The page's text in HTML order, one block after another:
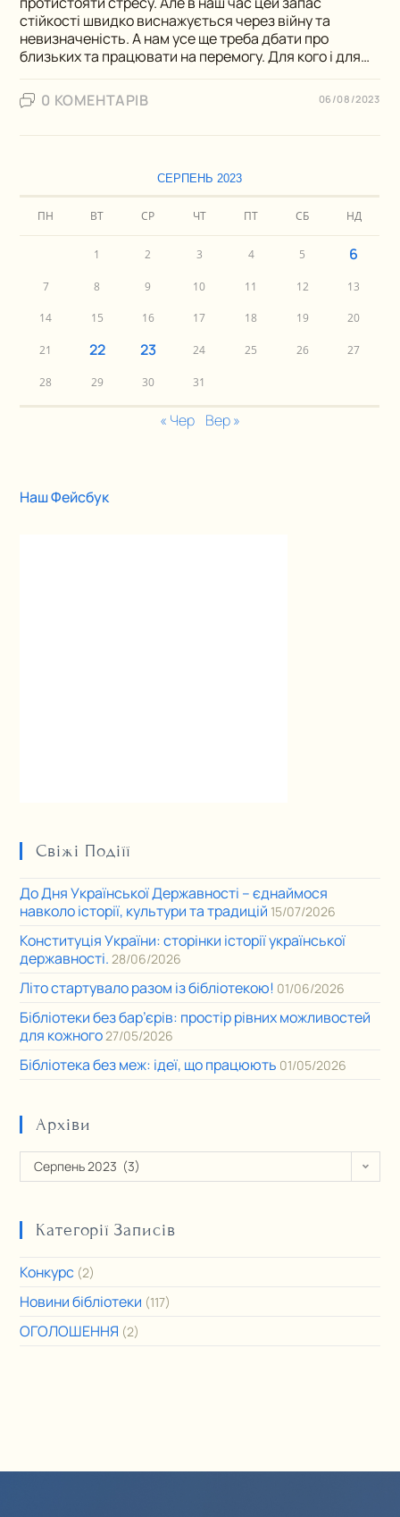
стійкості швидко виснажується через війну та
невизначеність. А нам усе ще треба дбати про
близьких та працювати на перемогу. Для кого і для…
0 КОМЕНТАРІВ 06/08/2023
СЕРПЕНЬ 2023
ПН ВТ СР ЧТ ПТ СБ НД
1 2 3 4 5 6
7 8 9 10 11 12 13
14 15 16 17 18 19 20
21 22 23 24 25 26 27
28 29 30 31
« Чер Вер »
Наш Фейсбук
Свіжі Подіїї
До Дня Української Державності – єднаймося
навколо історії, культури та традицій 15/07/2026
Конституція України: сторінки історії української
державності. 28/06/2026
Літо стартувало разом із бібліотекою! 01/06/2026
Бібліотеки без бар’єрів: простір рівних можливостей
для кожного27/05/2026
Бібліотека без меж: ідеї, що працюють 01/05/2026
Архіви
Серпень 2023 (3)
Категорії Записів
Конкурс (2)
Новини бібліотеки (117)
ОГОЛОШЕННЯ (2)